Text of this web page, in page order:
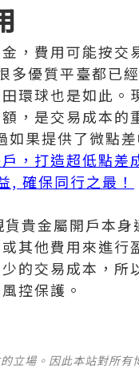
，費用可能按
多優質平臺都已
環球也是如此
，是交易成本
果提供了微點
，打造超低點
, 確保同行之最！
貴金屬開戶本
其他費用來進
的交易成本，
控保護。
立場。因此本站對所